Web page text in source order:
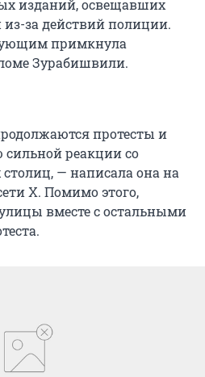
изданий, освещавших
из-за действий полиции.
примкнула
Зурабишвили.
протесты и
реакции со
— написала она на
X. Помимо этого,
вместе с остальными